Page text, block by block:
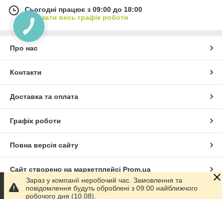
Сьогодні працює з 09:00 до 18:00
Показати весь графік роботи
Про нас
Контакти
Доставка та оплата
Графік роботи
Повна версія сайту
Сайт створено на маркетплейсі Prom.ua
Політика конфіденційності
Зараз у компанії неробочий час. Замовлення та
повідомлення будуть оброблені з 09:00 найближчого
робочого дня (10.08).